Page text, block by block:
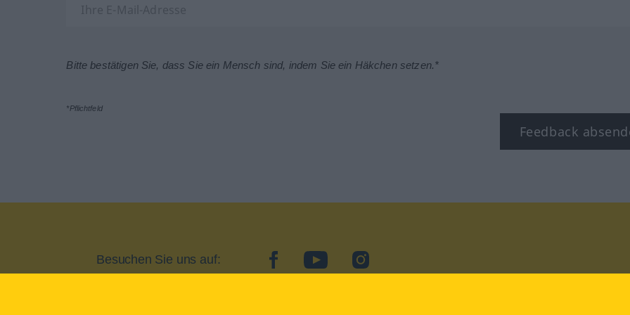
Bitte bestätigen Sie, dass Sie ein Mensch sind, indem Sie ein Häkchen setzen.*
*Pflichtfeld
Feedback
Besuchen Sie uns auf: facebookYouTube Instagram